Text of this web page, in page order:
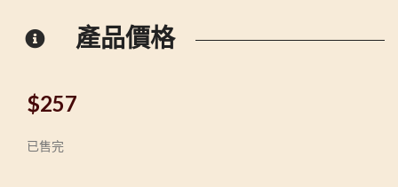
產品價格
$257
已售完